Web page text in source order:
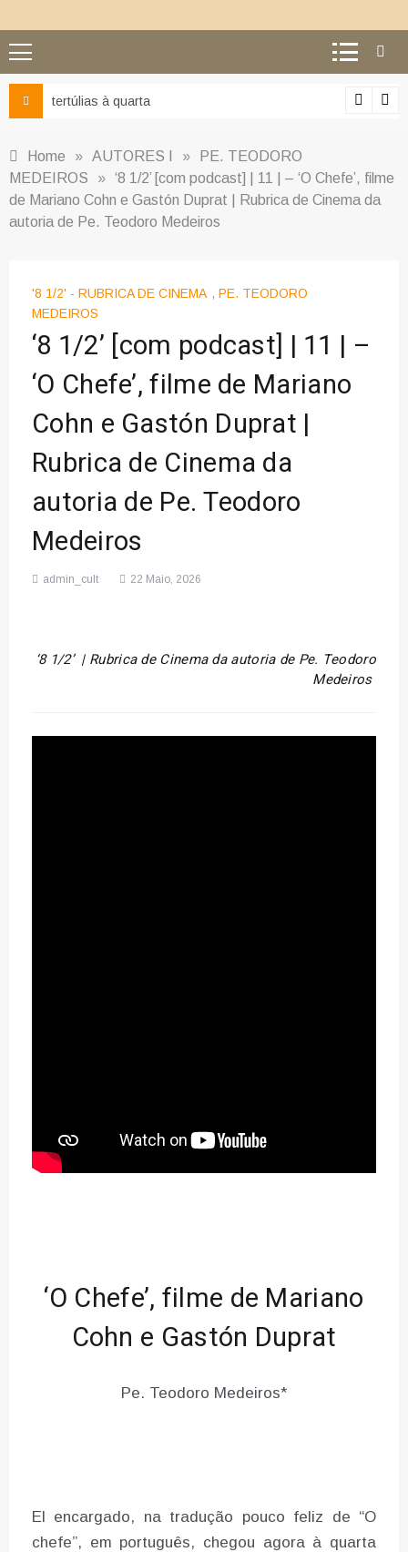
Ciência e religião: como superar o equívoco do conflito
Home » AUTORES I »
PE. TEODORO
MEDEIROS
» ‘8 1/2’ [com podcast] | 11 | – ‘O Chefe’, filme
de Mariano Cohn e Gastón Duprat | Rubrica de Cinema da
autoria de Pe. Teodoro Medeiros
'8 1/2' - RUBRICA DE CINEMA , PE. TEODORO
MEDEIROS
‘8 1/2’ [com podcast] | 11 | –
‘O Chefe’, filme de Mariano
Cohn e Gastón Duprat |
Rubrica de Cinema da
autoria de Pe. Teodoro
Medeiros
admin_cult 22 Maio, 2026
‘8 1/2’ | Rubrica de Cinema da autoria de Pe. Teodoro
Medeiros
‘O Chefe’, filme de Mariano
Cohn e Gastón Duprat
Pe. Teodoro Medeiros*
El encargado, na tradução pouco feliz de “O
chefe”, em português, chegou agora à quarta